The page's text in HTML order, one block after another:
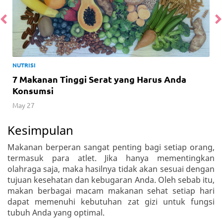
NUTRISI
7 Makanan Tinggi Serat yang Harus Anda
Konsumsi
May 27
Kesimpulan
Makanan berperan sangat penting bagi setiap orang,
termasuk para atlet. Jika hanya mementingkan
olahraga saja, maka hasilnya tidak akan sesuai dengan
tujuan kesehatan dan kebugaran Anda. Oleh sebab itu,
makan berbagai macam makanan sehat setiap hari
dapat memenuhi kebutuhan zat gizi untuk fungsi
tubuh Anda yang optimal.